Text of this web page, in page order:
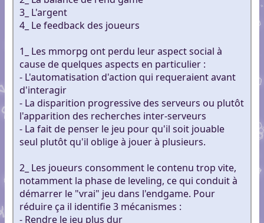
3_ L'argent
4_ Le feedback des joueurs
1_ Les mmorpg ont perdu leur aspect social à
cause de quelques aspects en particulier :
- L'automatisation d'action qui requeraient avant
d'interagir
- La disparition progressive des serveurs ou plutôt
l'apparition des recherches inter-serveurs
- La fait de penser le jeu pour qu'il soit jouable
seul plutôt qu'il oblige à jouer à plusieurs.
2_ Les joueurs consomment le contenu trop vite,
notamment la phase de leveling, ce qui conduit à
démarrer le "vrai" jeu dans l'endgame. Pour
réduire ça il identifie 3 mécanismes :
- Rendre le jeu plus dur